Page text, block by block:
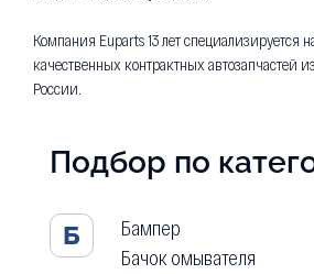
Компания Euparts 13 лет специализируется
качественных контрактных автозапчастей
России.
Подбор по
Б
Бампер
Бачок омывателя